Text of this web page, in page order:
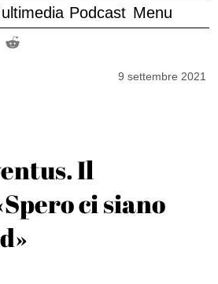
Podcast Menu
9 settembre 2021
Il
ci siano